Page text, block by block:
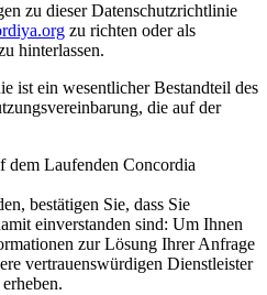
zu dieser Datenschutzrichtlinie
zu richten oder als
hinterlassen.
ist ein wesentlicher Bestandteil des
die auf der
dem Laufenden Concordia
bestätigen Sie, dass Sie
einverstanden sind: Um Ihnen
zur Lösung Ihrer Anfrage
vertrauenswürdigen Dienstleister